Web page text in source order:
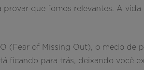
que fomos relevantes. A
(Fear of Missing Out), o medo de
ficando para trás, deixando você